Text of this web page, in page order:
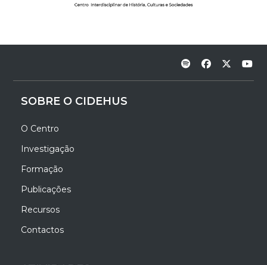
SOBRE O CIDEHUS
O Centro
Investigação
Formação
Publicações
Recursos
Contactos